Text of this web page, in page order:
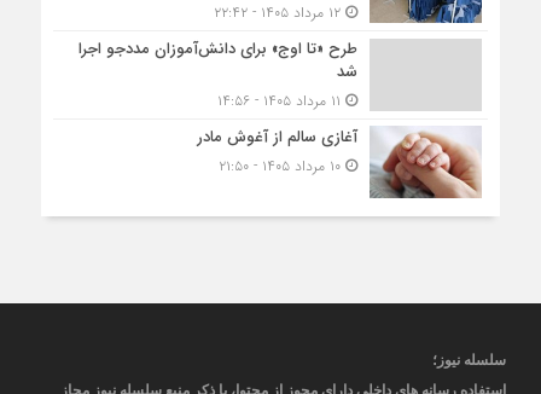
۱۲ مرداد ۱۴۰۵ - ۲۲:۴۲
طرح «تا اوج» برای دانش‌آموزان مددجو اجرا
شد
آغازی سالم از آغوش مادر
۱۰ مرداد ۱۴۰۵ - ۲۱:۵۰
سلسله نیوز؛
استفاده رسانه های داخلی دارای مجوز از محتوا، با ذکر منبع سلسله نیوز مجاز